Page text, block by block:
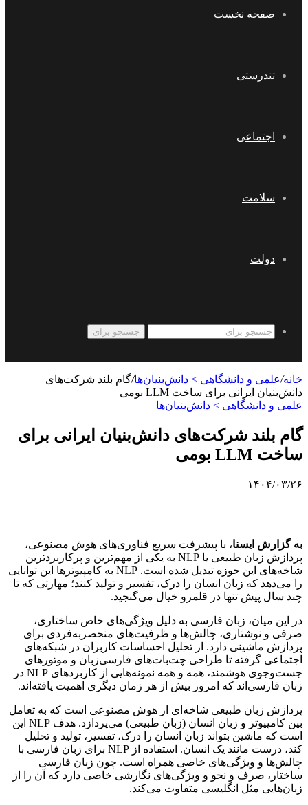
صفحه نخست
تندرستی
اجتماعی
سلامت
دولت
جستجو برای
خانه/علمی‌ و دانشگاهی > دانش‌بنیان‌ها/گام بلند شرکت‌های
دانش‌بنیان ایرانی برای ساخت LLM بومی
علمی‌ و دانشگاهی > دانش‌بنیان‌ها
گام بلند شرکت‌های دانش‌بنیان ایرانی برای
ساخت LLM بومی
۱۴۰۴/۰۳/۲۶
به گزارش ایسنا، با پیشرفت سریع فناوری‌های هوش مصنوعی،
پردازش زبان طبیعی یا NLP به یکی از مهم‌ترین و پرکاربردترین
شاخه‌های این حوزه تبدیل شده است. NLP به کامپیوترها این توانایی
را می‌دهد که زبان انسان را درک، تفسیر و تولید کنند؛ مهارتی که تا
چند سال پیش تنها در قلمرو خیال می‌گنجید.
در این میان، زبان فارسی به دلیل ویژگی‌های خاص ساختاری،
صرفی و نوشتاری، چالش‌ها و ظرفیت‌های منحصربه‌فردی برای
پردازش ماشینی دارد. از تحلیل احساسات کاربران در شبکه‌های
اجتماعی گرفته تا طراحی چت‌بات‌های فارسی‌زبان و موتورهای
جست‌وجوی هوشمند، همه و همه نمونه‌هایی از کاربردهای NLP در
زبان فارسی‌اند که امروز بیش از هر زمان دیگری اهمیت یافته‌اند.
پردازش زبان طبیعی شاخه‌ای از هوش مصنوعی است که به تعامل
بین کامپیوتر و زبان انسان (زبان طبیعی) می‌پردازد. هدف NLP این
است که ماشین بتواند زبان انسان را درک، تفسیر، تولید و تحلیل
کند، درست مانند یک انسان. استفاده از NLP برای زبان فارسی با
چالش‌ها و ویژگی‌های خاصی همراه است. چون زبان فارسی
ساختار، صرف و نحو و ویژگی‌های نگارشی خاصی دارد که آن را از
زبان‌هایی مثل انگلیسی متفاوت می‌کند.